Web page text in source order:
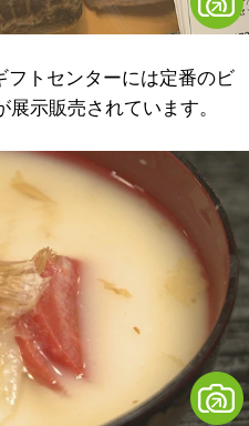
トセンターには定番のビ
示販売されています。